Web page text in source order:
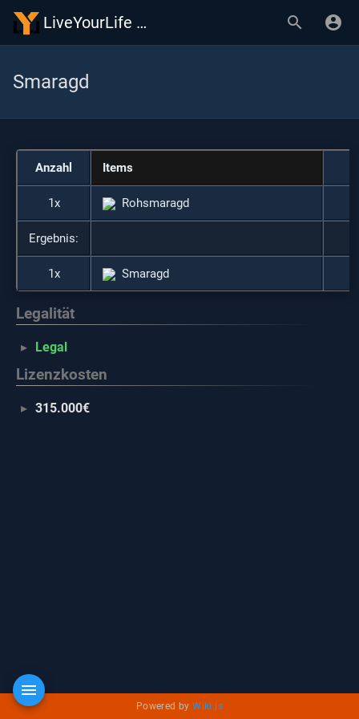
LiveYourLife Wiki
Smaragd
Anzahl Items
1x Rohsmaragd
Ergebnis:
1x Smaragd
Legalität
Legal
Lizenzkosten
315.000€
Powered byWiki.js